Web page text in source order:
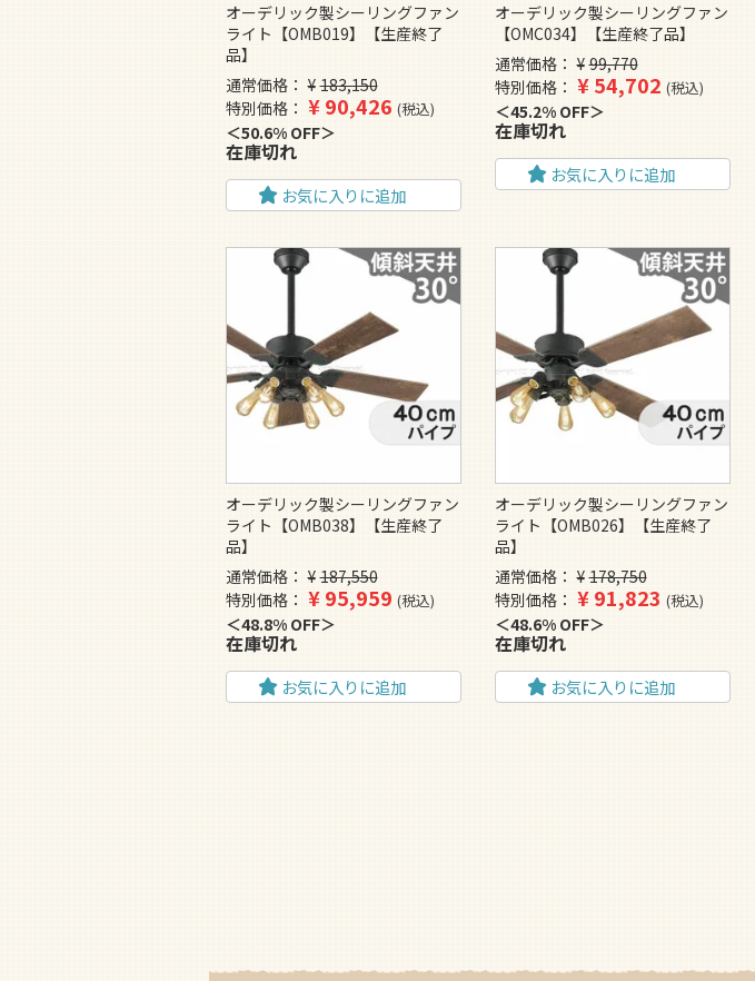
オーデリック製シーリングファン
ライト【OMB019】【生産終了
品】
通常価格
¥ 183,150
特別価格
¥ 90,426 税込
50.6% OFF
在庫切れ
お気に入りに追加
オーデリック製シーリングファン
【OMC034】【生産終了品】
通常価格
¥ 99,770
特別価格
¥ 54,702 税込
45.2% OFF
在庫切れ
お気に入りに追加
オーデリック製シーリングファン
ライト【OMB038】【生産終了
品】
通常価格
¥ 187,550
特別価格
¥ 95,959 税込
48.8% OFF
在庫切れ
お気に入りに追加
オーデリック製シーリングファン
ライト【OMB026】【生産終了
品】
通常価格
¥ 178,750
特別価格
¥ 91,823 税込
48.6% OFF
在庫切れ
お気に入りに追加